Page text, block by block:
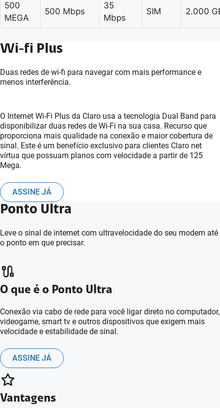
500
MEGA
500 Mbps
35
Mbps
SIM 2.000
Wi-fi Plus
Duas redes de wi-fi para navegar com mais performance e
menos interferência.
O Internet Wi-Fi Plus da Claro usa a tecnologia Dual Band para
disponibilizar duas redes de Wi-Fi na sua casa. Recurso que
proporciona mais qualidade na conexão e maior cobertura de
sinal. Este é um benefício exclusivo para clientes Claro net
vírtua que possuam planos com velocidade a partir de 125
Mega.
ASSINE JÁ
Ponto Ultra
Leve o sinal de internet com ultravelocidade do seu modem até
o ponto em que precisar.
O que é o Ponto Ultra
Conexão via cabo de rede para você ligar direto no computador,
videogame, smart tv e outros dispositivos que exigem mais
velocidade e estabilidade de sinal.
ASSINE JÁ
Vantagens